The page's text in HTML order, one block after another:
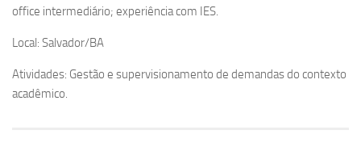
office intermediário; experiência com IES.
Local: Salvador/BA
Atividades: Gestão e supervisionamento de demandas do contexto
acadêmico.